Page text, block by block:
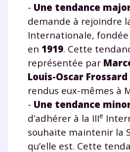
- Une tendance
demande à rejoindre
Internationale,
en 1919. Cette
représentée par
Louis-Oscar Frossard
rendus eux-mêmes à
- Une tendance
d’adhérer à la IIIe
souhaite maintenir la
qu’elle est. Cette